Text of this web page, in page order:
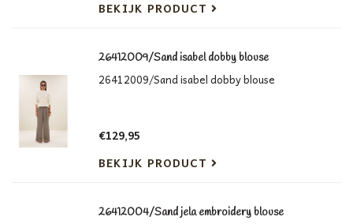
BEKIJK PRODUCT
26412009/Sand isabel dobby blouse
26412009/Sand isabel dobby blouse
€129,95
BEKIJK PRODUCT
26412004/Sand jela embroidery blouse